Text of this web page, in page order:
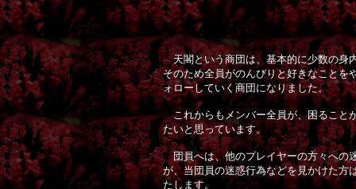
天閣という商団は、基本的に少数の身
そのため全員がのんびりと好きなことを
ォローしていく商団になりました。
これからもメンバー全員が、困ること
たいと思っています。
団員へは、他のプレイヤーの方々への
が、当団員の迷惑行為などを見かけた方
たします。